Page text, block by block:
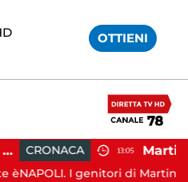
OTTIENI
13:05
di Martina Carbonaro, la